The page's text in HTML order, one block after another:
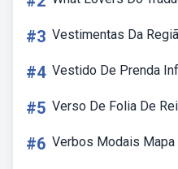
#3 Vestimentas Da
#4 Vestido De Prenda
#5 Verso De Folia De
#6 Verbos Modais Mapa